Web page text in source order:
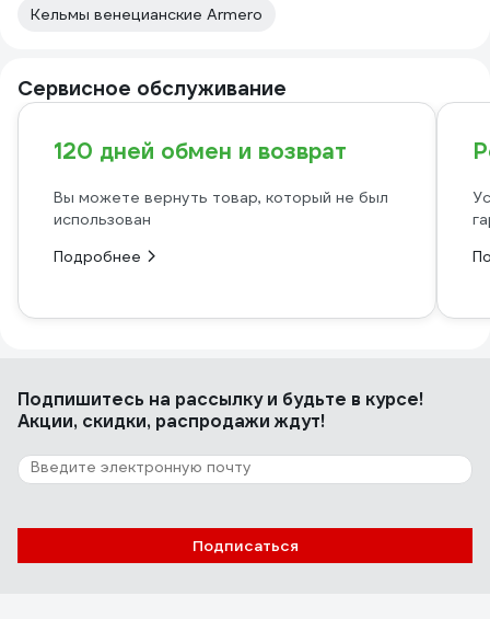
Кельмы венецианские Armero
Сервисное обслуживание
120 дней обмен и возврат
Вы можете вернуть товар, который не был
использован
Подробнее
Подпишитесь на рассылкуи будьте в курсе!
Акции, скидки, распродажи ждут!
Подписаться